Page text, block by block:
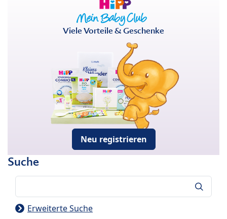
Viele Vorteile & Geschenke
Neu registrieren
Suche
Erweiterte Suche